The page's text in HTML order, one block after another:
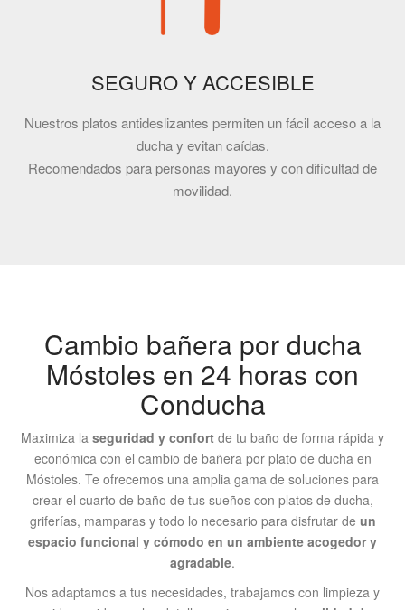
SEGURO Y ACCESIBLE
Nuestros platos antideslizantes permiten un fácil acceso a la
ducha y evitan caídas.
Recomendados para personas mayores y con dificultad de
movilidad.
Cambio bañera por ducha
Móstoles en 24 horas con
Conducha
Maximiza la seguridad y confort de tu baño de forma rápida y
económica con el cambio de bañera por plato de ducha en
Móstoles. Te ofrecemos una amplia gama de soluciones para
crear el cuarto de baño de tus sueños con platos de ducha,
griferías, mamparas y todo lo necesario para disfrutar de un
espacio funcional y cómodo en un ambiente acogedor y
agradable.
Nos adaptamos a tus necesidades, trabajamos con limpieza y